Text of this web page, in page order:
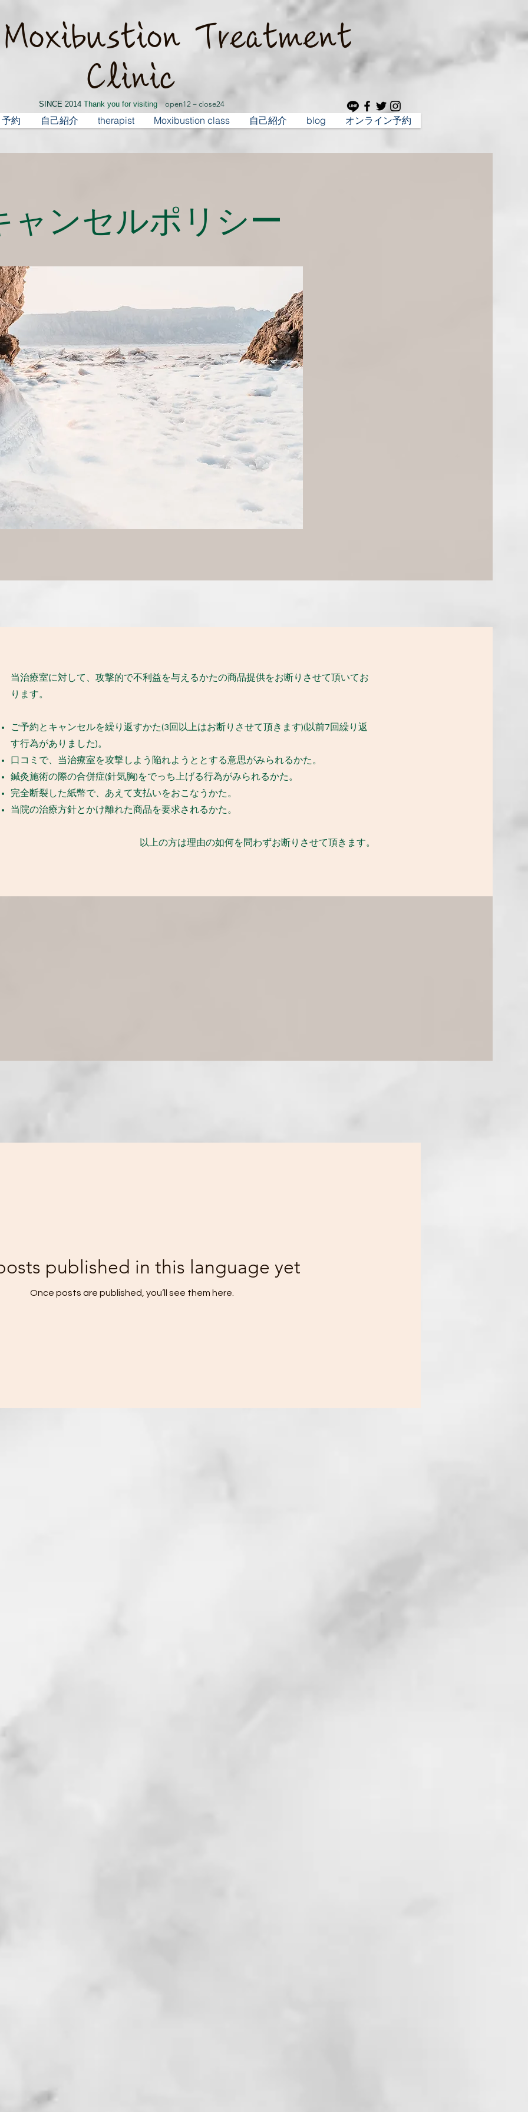
Treatment
Clinic
SINCE 2014​ Thank you for visitingopen12－close24
予約 自己紹介 therapist Moxibustion class 自己紹介 blog オンライン予約
ャンセルポリシー
当治療室に対して、攻撃的で不利益を与えるかたの商品提供をお断りさせて頂いてお
ります。
​ご予約とキャンセルを繰り返すかた(3回以上はお断りさせて頂きます)(以前7回繰り返
す行為がありました)。
口コミで、当治療室を攻撃しよう陥れようととする意思がみられるかた。
鍼灸施術の際の合併症(針気胸)をでっち上げる行為がみられるかた。
完全断裂した紙幣で、あえて支払いをおこなうかた。
​当院の治療方針とかけ離れた商品を要求されるかた。
​以上の方は理由の如何を問わずお断りさせて頂きます。
published in this language yet
Once posts are published, you’ll see them here.